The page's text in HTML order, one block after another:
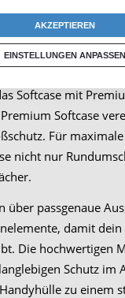
Hüllentypen
schlanke Hardcase
während das
Softcase mit
Softcase
Für
nicht nur
über passgenaue
damit
Die hochwertigen
Schutz im
zu einem
AKZEPTIEREN
EINSTELLUNGEN ANPASSEN